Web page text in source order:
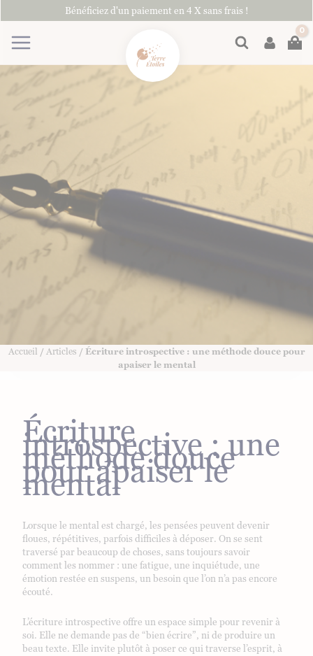
au
Bénéficiez d'un paiement en 4 X sans frais !
Rechercher
Accueil / Articles / Écriture introspective : une méthode douce pour
apaiser le mental
Écriture
introspective : une
méthode douce
pour apaiser le
mental
Lorsque le mental est chargé, les pensées peuvent devenir
floues, répétitives, parfois difficiles à déposer. On se sent
traversé par beaucoup de choses, sans toujours savoir
comment les nommer : une fatigue, une inquiétude, une
émotion restée en suspens, un besoin que l’on n’a pas encore
écouté.
L’écriture introspective offre un espace simple pour revenir à
soi. Elle ne demande pas de “bien écrire”, ni de produire un
beau texte. Elle invite plutôt à poser ce qui traverse l’esprit, à